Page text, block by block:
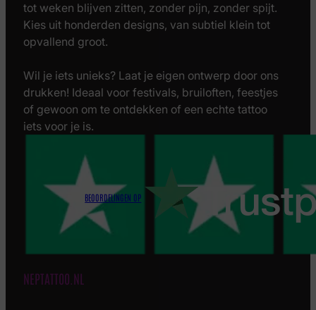
tot weken blijven zitten, zonder pijn, zonder spijt.
Kies uit honderden designs, van subtiel klein tot
opvallend groot.
Wil je iets unieks? Laat je eigen ontwerp door ons
drukken! Ideaal voor festivals, bruiloften, feestjes
of gewoon om te ontdekken of een echte tattoo
iets voor je is.
BEOORDELINGEN OP
NEPTATTOO.NL